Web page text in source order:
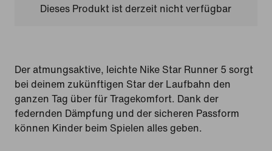
Dieses Produkt ist derzeit nicht verfügbar
Der atmungsaktive, leichte Nike Star Runner 5 sorgt
bei deinem zukünftigen Star der Laufbahn den
ganzen Tag über für Tragekomfort. Dank der
federnden Dämpfung und der sicheren Passform
können Kinder beim Spielen alles geben.